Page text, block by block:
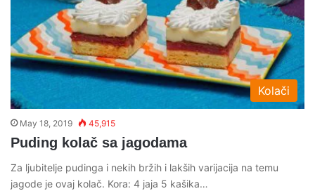
Kolači
May 18, 2019 45,915
Puding kolač sa jagodama
Za ljubitelje pudinga i nekih bržih i lakših varijacija na temu
jagode je ovaj kolač. Kora: 4 jaja 5 kašika…